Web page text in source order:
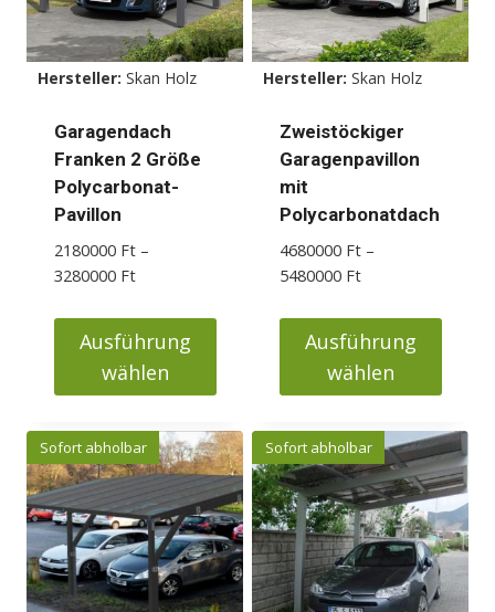
Optionen
können
auf
der
Produktseite
gewählt
werden
Hersteller: Skan Holz
Garagendach
Franken 2 Größe
Polycarbonat-
Pavillon
2180000 Ft –
3280000 FtPreisspanne:
bis
3280000 Ft
Ausführung
wählen
Produkt
weist
mehrere
Varianten
auf.
Die
Hersteller: Skan Holz
Zweistöckiger
Garagenpavillon
mit
Polycarbonatdach
4680000 Ft –
5480000 FtPreisspanne:
bis
5480000 Ft
Ausführung
wählen
Produkt
weist
mehrere
Varianten
auf.
Die
Sofort abholbar Sofort abholbar